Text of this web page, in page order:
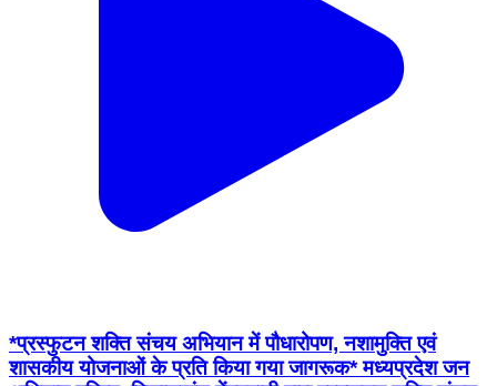
*प्रस्फुटन शक्ति संचय अभियान में पौधारोपण, नशामुक्ति एवं
शासकीय योजनाओं के प्रति किया गया जागरूक* मध्यप्रदेश जन